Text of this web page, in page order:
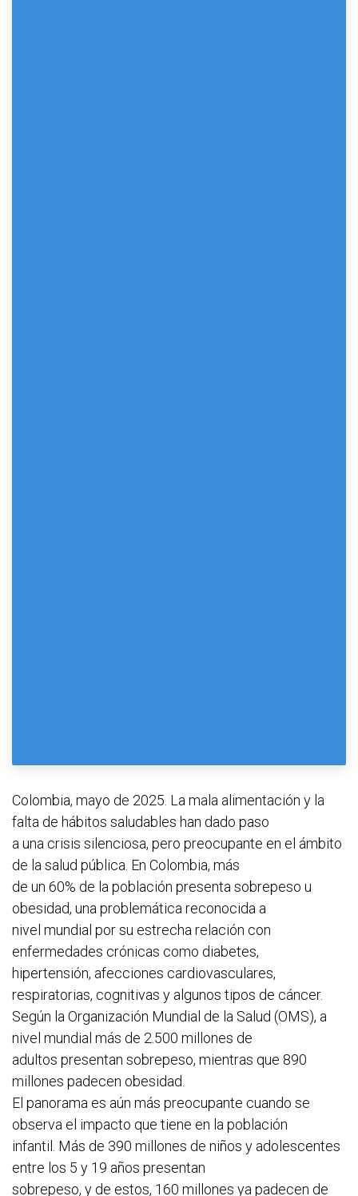
Colombia, mayo de 2025. La mala alimentación y la
falta de hábitos saludables han dado paso
a una crisis silenciosa, pero preocupante en el ámbito
de la salud pública. En Colombia, más
de un 60% de la población presenta sobrepeso u
obesidad, una problemática reconocida a
nivel mundial por su estrecha relación con
enfermedades crónicas como diabetes,
hipertensión, afecciones cardiovasculares,
respiratorias, cognitivas y algunos tipos de cáncer.
Según la Organización Mundial de la Salud (OMS), a
nivel mundial más de 2.500 millones de
adultos presentan sobrepeso, mientras que 890
millones padecen obesidad.
El panorama es aún más preocupante cuando se
observa el impacto que tiene en la población
infantil. Más de 390 millones de niños y adolescentes
entre los 5 y 19 años presentan
sobrepeso, y de estos, 160 millones ya padecen de